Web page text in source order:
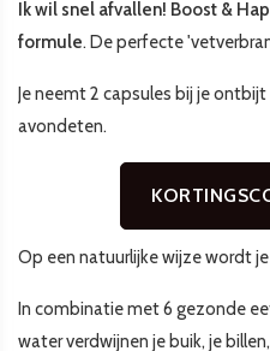
Ik wil snel afvallen! Boost &
formule. De perfecte
Je neemt 2 capsules bij je
avondeten.
Op een natuurlijke wijze wordt
In combinatie met 6 gezonde
water verdwijnen je buik, je